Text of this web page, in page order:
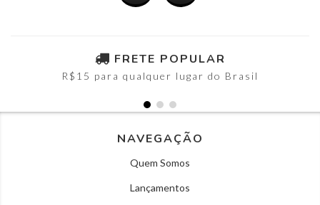
FRETE POPULAR
R$15 para qualquer lugar do Brasil
NAVEGAÇÃO
Quem Somos
Lançamentos